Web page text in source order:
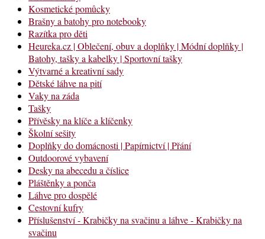
Kosmetické pomůcky
Brašny a batohy pro notebooky
Razítka pro děti
Heureka.cz | Oblečení, obuv a doplňky | Módní doplňky |
Batohy, tašky a kabelky | Sportovní tašky
Výtvarné a kreativní sady
Dětské láhve na pití
Vaky na záda
Tašky
Přívěsky na klíče a klíčenky
Školní sešity
Doplňky do domácnosti | Papírnictví | Přání
Outdoorové vybavení
Desky na abecedu a číslice
Pláštěnky a ponča
Láhve pro dospělé
Cestovní kufry
Příslušenství - Krabičky na svačinu a láhve - Krabičky na
svačinu